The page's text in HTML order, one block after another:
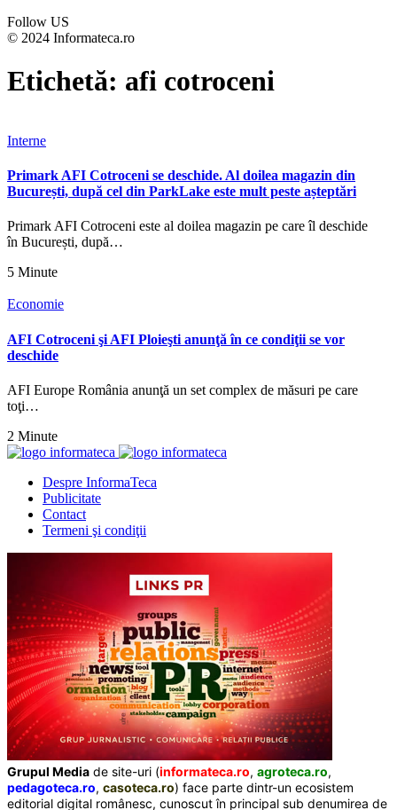
Follow US
© 2024 Informateca.ro
Etichetă: afi cotroceni
Interne
Primark AFI Cotroceni se deschide. Al doilea magazin din
București, după cel din ParkLake este mult peste așteptări
Primark AFI Cotroceni este al doilea magazin pe care îl deschide
în București, după…
5 Minute
Economie
AFI Cotroceni şi AFI Ploieşti anunţă în ce condiţii se vor
deschide
AFI Europe România anunţă un set complex de măsuri pe care
toţi…
2 Minute
Despre InformaTeca
Publicitate
Contact
Termeni şi condiţii
Grupul Media de site-uri (informateca.ro, agroteca.ro,
pedagoteca.ro, casoteca.ro) face parte dintr-un ecosistem
editorial digital românesc, cunoscut în principal sub denumirea de